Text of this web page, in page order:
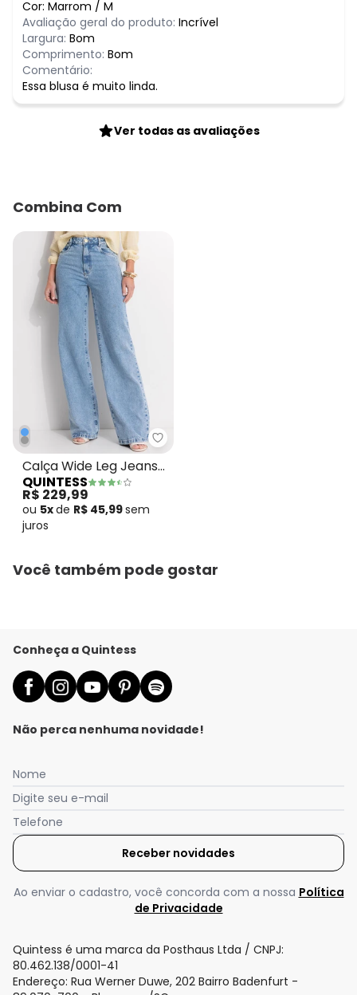
Cor: Marrom / M
Avaliação geral do produto: Incrível
Largura: Bom
Comprimento: Bom
Comentário:
Essa blusa é muito linda.
Ver todas as avaliações
Combina Com
Quintess - Calça Wide Leg
Calça Wide Leg Jeans
Claro em Jeans
QUINTESS
R$ 229,99
ou 5xde R$ 45,99sem
juros
Você também pode gostar
Conheça a Quintess
Não perca nenhuma novidade!
Nome
Digite seu e-mail
Telefone
Receber novidades
Ao enviar o cadastro, você concorda com a nossa Política
de Privacidade
Quintess é uma marca da Posthaus Ltda / CNPJ:
80.462.138/0001-41
Endereço: Rua Werner Duwe, 202 Bairro Badenfurt -
Nós utilizamos cookies e tecnologias similares para melhorar sua
experiência de compra, incluindo conteúdo relevante e
publicidade personalizada. Ao continuar navegando, entendemos
que você está ciente e concorda com a nossa Política de
para saber mais.
Aceitar todos os cookies